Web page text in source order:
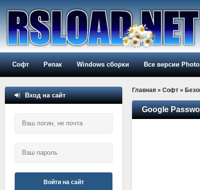
Софт Репак Windows сборки Все версии
Главная » Софт »
Google
Вход на сайт
Войти на сайт